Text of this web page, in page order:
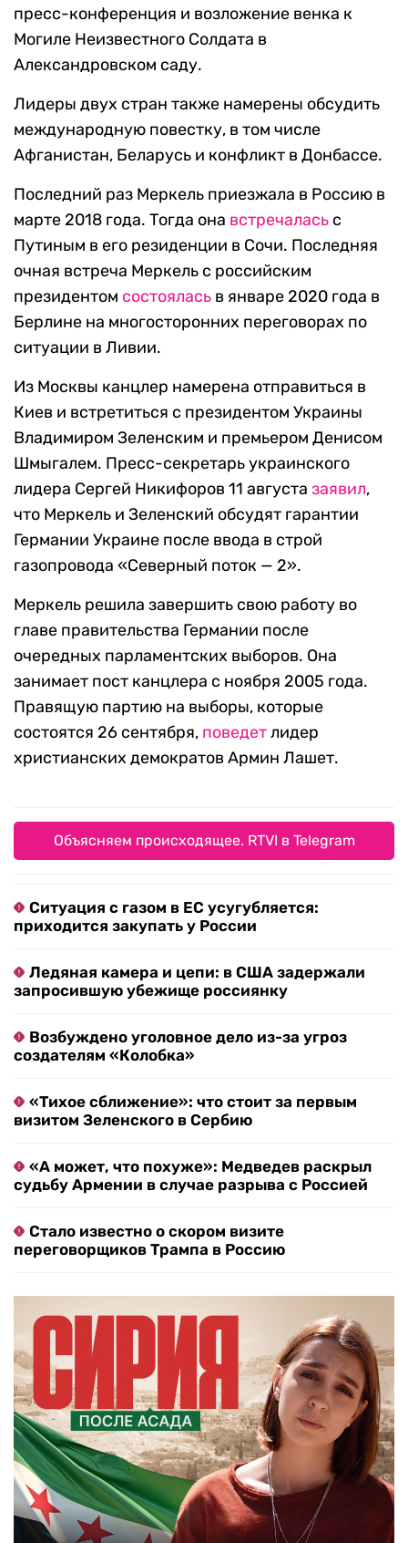
пресс-конференция и возложение венка к
Могиле Неизвестного Солдата в
Александровском саду.
Лидеры двух стран также намерены обсудить
международную повестку, в том числе
Афганистан, Беларусь и конфликт в Донбассе.
Последний раз Меркель приезжала в Россию в
марте 2018 года. Тогда она встречалась с
Путиным в его резиденции в Сочи. Последняя
очная встреча Меркель с российским
президентом состоялась в январе 2020 года в
Берлине на многосторонних переговорах по
ситуации в Ливии.
Из Москвы канцлер намерена отправиться в
Киев и встретиться с президентом Украины
Владимиром Зеленским и премьером Денисом
Шмыгалем. Пресс-секретарь украинского
лидера Сергей Никифоров 11 августа заявил,
что Меркель и Зеленский обсудят гарантии
Германии Украине после ввода в строй
газопровода «Северный поток — 2».
Меркель решила завершить свою работу во
главе правительства Германии после
очередных парламентских выборов. Она
занимает пост канцлера с ноября 2005 года.
Правящую партию на выборы, которые
состоятся 26 сентября, поведетлидер
христианских демократов Армин Лашет.
Объясняем происходящее. RTVI в Telegram
Ситуация с газом в ЕС усугубляется:
приходится закупать у России
Ледяная камера и цепи: в США задержали
запросившую убежище россиянку
Возбуждено уголовное дело из-за угроз
создателям «Колобка»
«Тихое сближение»: что стоит за первым
визитом Зеленского в Сербию
«А может, что похуже»: Медведев раскрыл
судьбу Армении в случае разрыва с Россией
Стало известно о скором визите
переговорщиков Трампа в Россию